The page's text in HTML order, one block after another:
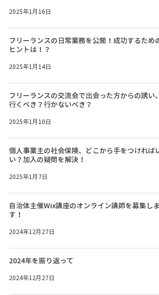
2025年1月16日
フリーランスの日常業務を公開！成功するための
ヒントは！？
2025年1月14日
フリーランスの交流会で出会った方からの誘い、
行くべき？行かないべき？
2025年1月10日
個人事業主の社会保険、どこから手をつければい
い？加入の疑問を解決！
2025年1月7日
自治体主催Wix講座のオンライン講師を募集しま
す！
2024年12月27日
2024年を振り返って
2024年12月27日